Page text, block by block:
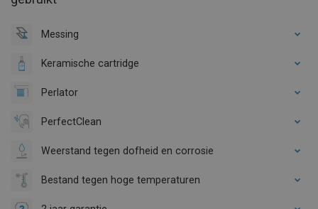
Messing
Keramische cartridge
Perlator
PerfectClean
Weerstand tegen dofheid en corrosie
Bestand tegen hoge temperaturen